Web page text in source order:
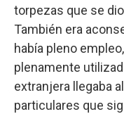
torpezas que se
También era
había pleno
plenamente
extranjera llegaba
particulares que